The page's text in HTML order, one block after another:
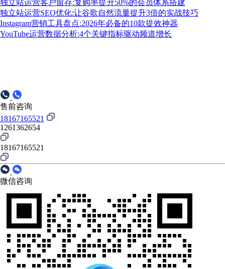
独立站运营客户留存:复购率提升50%的会员体系搭建
独立站运营SEO优化:让谷歌自然流量提升3倍的实战技巧
Instagram营销工具盘点:2026年必备的10款提效神器
YouTube运营数据分析:4个关键指标驱动频道增长
售前咨询
18167165521
1261362654
18167165521
微信咨询